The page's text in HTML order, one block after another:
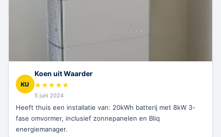
KU
Koen uit Waarder
★★★★★
5 juni 2024
Heeft thuis een installatie van: 20kWh batterij met 8kW 3-
fase omvormer, inclusief zonnepanelen en Bliq
energiemanager.